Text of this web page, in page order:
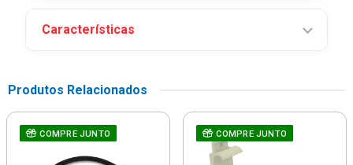
Características
Produtos Relacionados
COMPRE JUNTO COMPRE JUNTO